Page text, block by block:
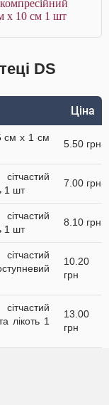
м х 10 см 1 шт
DS
Ціна
см x 1 см
5.50 грн
1 шт
7.00 грн
1 шт
8.10 грн
10.20
грн
лікоть 1
13.00
грн